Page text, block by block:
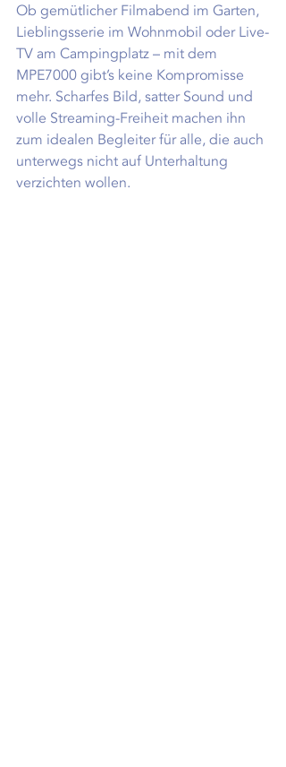
Ob gemütlicher Filmabend im Garten,
Lieblingsserie im Wohnmobil oder Live-
TV am Campingplatz – mit dem
MPE7000 gibt’s keine Kompromisse
mehr. Scharfes Bild, satter Sound und
volle Streaming-Freiheit machen ihn
zum idealen Begleiter für alle, die auch
unterwegs nicht auf Unterhaltung
verzichten wollen.